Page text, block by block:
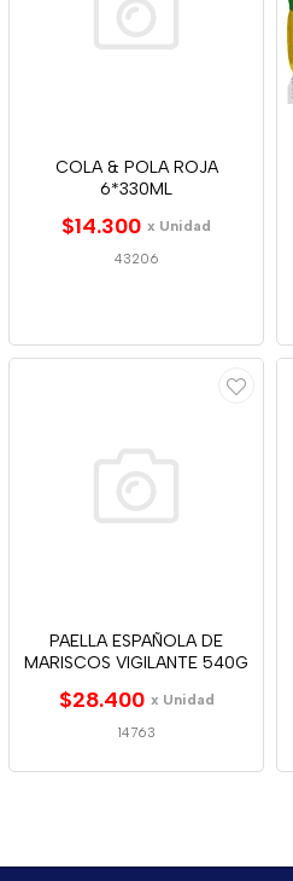
COLA & POLA ROJA
6*330ML
$14.300 x Unidad
43206
PAELLA ESPAÑOLA DE
MARISCOS VIGILANTE 540G
$28.400 x Unidad
14763